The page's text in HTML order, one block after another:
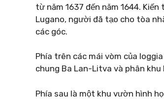
từ năm 1637 đến năm 1644.
Lugano, người đã tạo cho tòa
các góc.
Phía trên các mái vòm của
chung Ba Lan-Litva và phân khu
Phía sau là một khu vườn hình